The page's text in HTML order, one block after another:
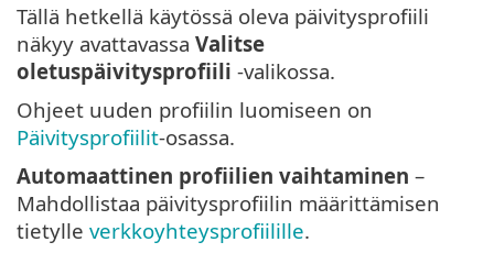
Tällä hetkellä käytössä oleva päivitysprofiili
näkyy avattavassa Valitse
oletuspäivitysprofiili -valikossa.
Ohjeet uuden profiilin luomiseen on
Päivitysprofiilit-osassa.
Automaattinen profiilien vaihtaminen –
Mahdollistaa päivitysprofiilin määrittämisen
tietylle verkkoyhteysprofiilille.